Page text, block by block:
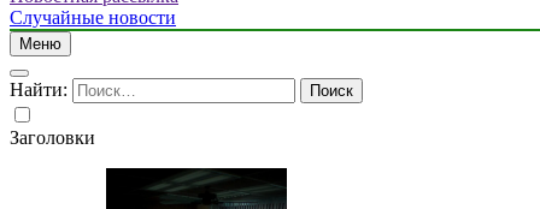
Случайные новости
Меню
Найти:
Заголовки